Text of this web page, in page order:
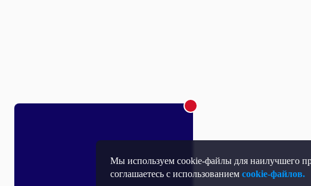
Мы используем cookie-файлы для наилучшего
соглашаетесь с использованиемcookie-файлов.